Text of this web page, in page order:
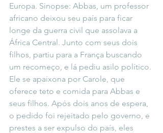
Europa. Sinopse: Abbas, um professor
africano deixou seu país para ficar
longe da guerra civil que assolava a
África Central. Junto com seus dois
filhos, partiu para a França buscando
um recomeço, e lá pediu asilo político.
Ele se apaixona por Carole, que
oferece teto e comida para Abbas e
seus filhos. Após dois anos de espera,
o pedido foi rejeitado pelo governo, e
prestes a ser expulso do país, eles